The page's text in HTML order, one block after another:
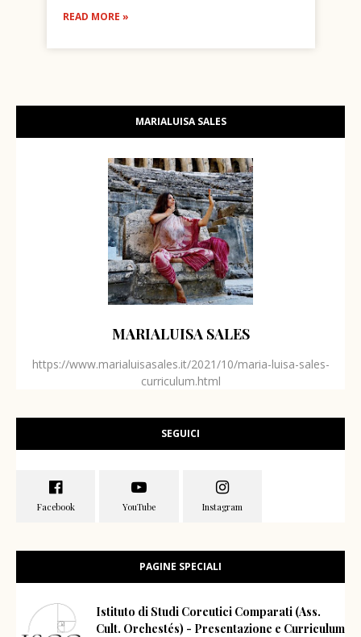
READ MORE »
MARIALUISA SALES
MARIALUISA SALES
https://www.marialuisasales.it/2021/10/maria-luisa-sales-
curriculum.html
SEGUICI
PAGINE SPECIALI
Istituto di Studi Coreutici Comparati (Ass.
Cult. Orchestés) - Presentazione e Curriculum